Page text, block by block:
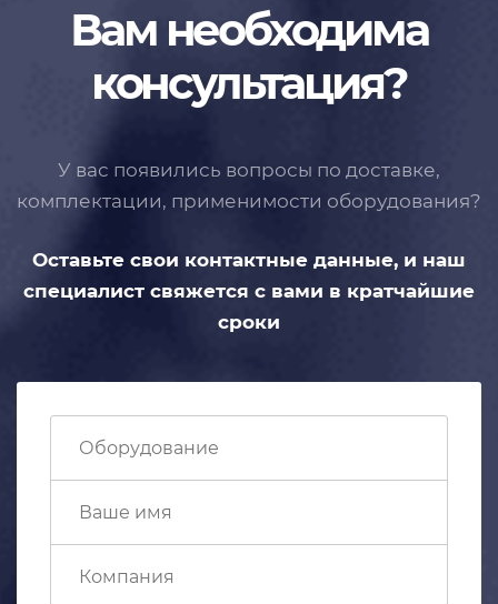
Вам необходима
консультация?
У вас появились вопросы по доставке,
комплектации, применимости оборудования?
Оставьте свои контактные данные, и наш
специалист свяжется с вами в кратчайшие
сроки